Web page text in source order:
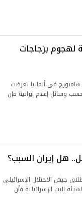
لهجوم بزجاجات
هامبورج في ألمانيا تعرضت
وسائل إعلام إيرانية فإن
هل إيران السبب؟
جيش الاحتلال الإسرائيلي
البث الإسرائيلية فأن